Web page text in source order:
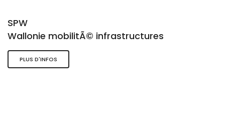
SPW
Wallonie mobilitÃ© infrastructures
PLUS D'INFOS